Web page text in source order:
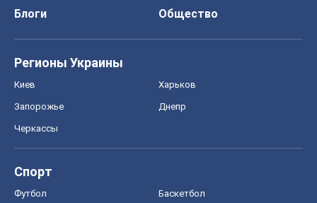
Блоги
Общество
Регионы Украины
Киев Харьков
Запорожье Днепр
Черкассы
Спорт
Футбол Баскетбол